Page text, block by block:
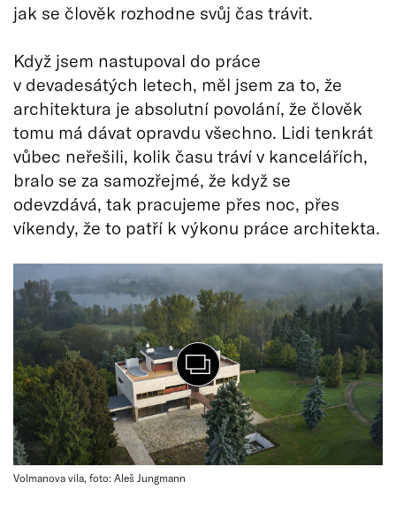
jak se člověk rozhodne svůj čas trávit.
Když jsem nastupoval do práce
v devadesátých letech, měl jsem za to, že
architektura je absolutní povolání, že člověk
tomu má dávat opravdu všechno. Lidi tenkrát
vůbec neřešili, kolik času tráví v kancelářích,
bralo se za samozřejmé, že když se
odevzdává, tak pracujeme přes noc, přes
víkendy, že to patří k výkonu práce architekta.
Volmanova vila, foto: Aleš Jungmann